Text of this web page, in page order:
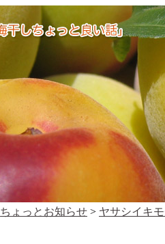
ちょっとお知らせ > ヤサシイキ